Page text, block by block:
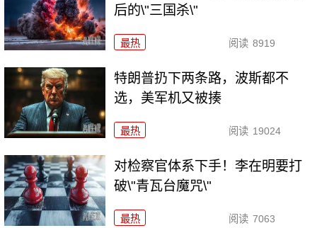
后的\"三国杀\"
最热 阅读 8919
特朗普扔下两条路，波斯都不
选，美军机又被揍
最热 阅读 19024
对检察官体系下手！李在明要打
破\"青瓦台魔咒\"
最热 阅读 7063